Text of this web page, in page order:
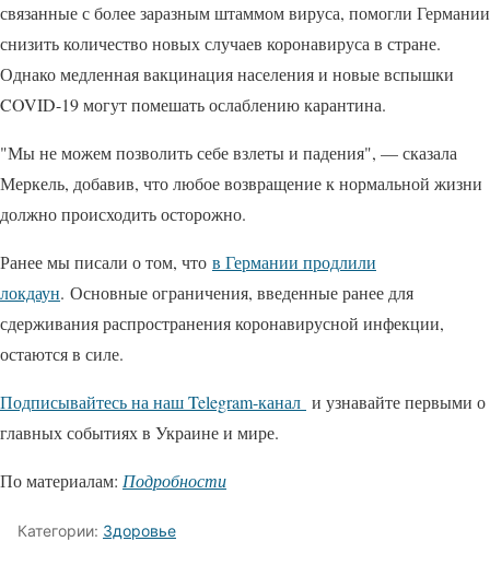
связанные с более заразным штаммом вируса, помогли Германии
снизить количество новых случаев коронавируса в стране.
Однако медленная вакцинация населения и новые вспышки
COVID-19 могут помешать ослаблению карантина.
"Мы не можем позволить себе взлеты и падения", — сказала
Меркель, добавив, что любое возвращение к нормальной жизни
должно происходить осторожно.
Ранее мы писали о том, что в Германии продлили
локдаун. Основные ограничения, введенные ранее для
сдерживания распространения коронавирусной инфекции,
остаются в силе.
Подписывайтесь на наш Telegram-канал и узнавайте первыми о
главных событиях в Украине и мире.
По материалам: Подробности
Категории: Здоровье